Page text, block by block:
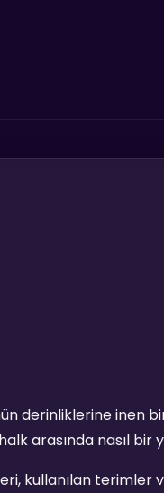
derinliklerine inen
arasında nasıl bir
kullanılan terimler